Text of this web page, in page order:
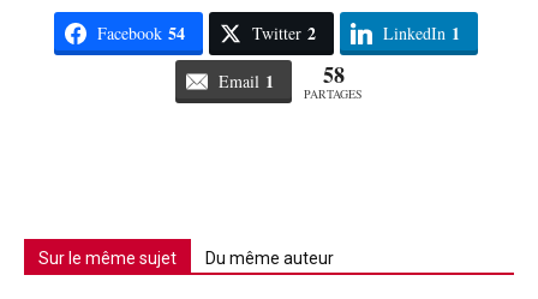
Facebook 54 Twitter 2 LinkedIn 1
Email 1 58
PARTAGES
Sur le même sujet Du même auteur